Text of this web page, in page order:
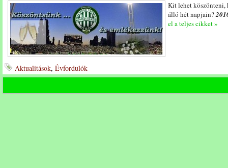
Kit lehet köszönteni,
álló hét napjain?
el a teljes cikket »
Aktualitások, Évfordulók